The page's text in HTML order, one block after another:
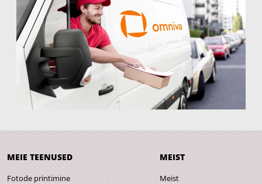
MEIE TEENUSED
Fotode printimine
MEIST
Meist